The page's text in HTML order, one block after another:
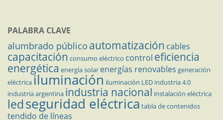
PALABRA CLAVE
alumbrado público automatización cables
capacitación consumo eléctrico control eficiencia
energética energía solar energías renovables generación
eléctricailuminación iluminación LED industria 4.0
industria argentina industria nacional instalación eléctrica
ledseguridad eléctrica tabla de contenidos
tendido de líneas